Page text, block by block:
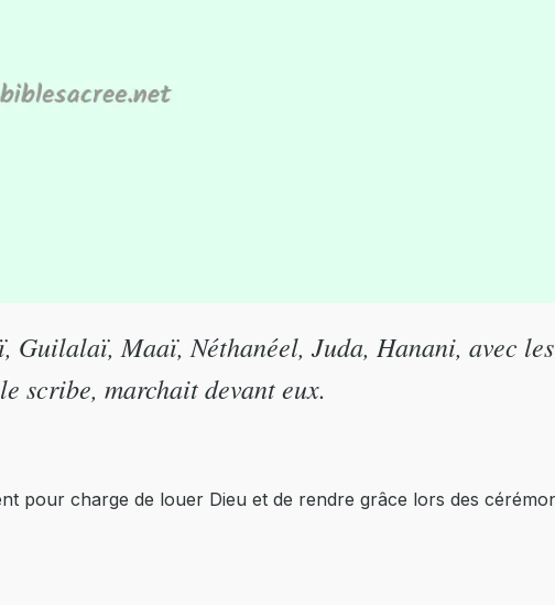
Guilalaï, Maaï, Néthanéel, Juda, Hanani, avec
scribe, marchait devant eux.
pour charge de louer Dieu et de rendre grâce lors des